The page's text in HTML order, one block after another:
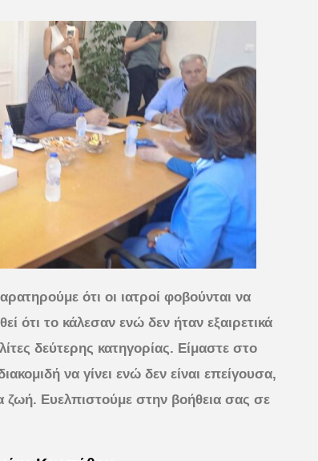
ότι οι ιατροί φοβούνται να
ότι το κάλεσαν ενώ δεν ήταν εξαιρετικά
δεύτερης κατηγορίας. Είμαστε στο
να γίνει ενώ δεν είναι επείγουσα,
ζωή. Ευελπιστούμε στην βοήθεια σας σε